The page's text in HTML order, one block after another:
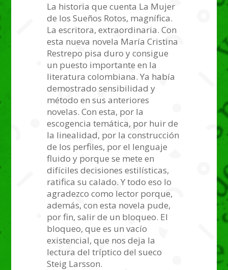
La historia que cuenta La Mujer
de los Sueños Rotos, magnífica.
La escritora, extraordinaria. Con
esta nueva novela María Cristina
Restrepo pisa duro y consigue
un puesto importante en la
literatura colombiana. Ya había
demostrado sensibilidad y
método en sus anteriores
novelas. Con esta, por la
escogencia temática, por huir de
la linealidad, por la construcción
de los perfiles, por el lenguaje
fluido y porque se mete en
difíciles decisiones estilísticas,
ratifica su calado. Y todo eso lo
agradezco como lector porque,
además, con esta novela pude,
por fin, salir de un bloqueo. El
bloqueo, que es un vacío
existencial, que nos deja la
lectura del tríptico del sueco
Steig Larsson.